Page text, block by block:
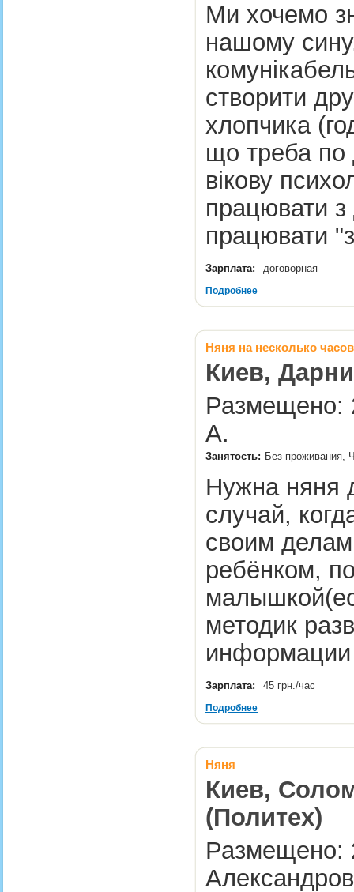
Ми хочемо
нашому
створити
хлопчика
що треба по
вікову
працювати з
працювати
Зарплата: договорная
Подробнее
Няня на несколько
Киев,
Размещено:
А.
Занятость: Без проживания,
Нужна няня
случай,
своим
ребёнком,
методик
Зарплата: 45 грн./час
Подробнее
Няня
Киев,
(Политех)
Размещено: